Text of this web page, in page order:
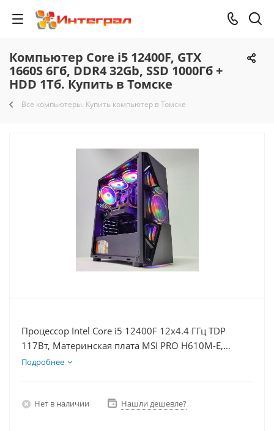
Компьютер Core i5 12400F, GTX
1660S 6Гб, DDR4 32Gb, SSD 1000Гб +
HDD 1Тб. Купить в Томске
Все компьютеры. Купить компьютер в Томске
Процессор Intel Core i5 12400F 12x4.4 ГГц TDP
117Вт, Материнская плата MSI PRO H610M-E,
Видеокарта GTX 1660S 6Гб, Память DDR4 32Gb,
Подробнее
Нет в наличии Нашли дешевле?